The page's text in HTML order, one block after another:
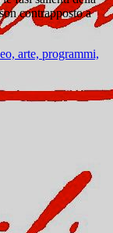
contrapposto a
arte, programmi,